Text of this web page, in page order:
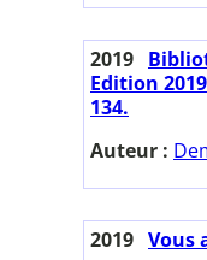
2019
Edition
134.
Auteur :
2019 Vous